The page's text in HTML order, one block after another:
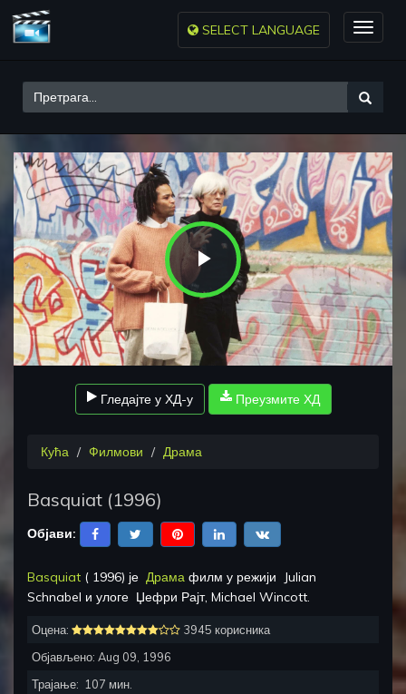
Toggle
SELECT LANGUAGE
Play
Video
Гледајте у ХД-у Преузмите ХД
Кућа Филмови Драма
Basquiat (1996)
Објави:
Basquiat ( 1996) је Драма филм у режији
Julian
Schnabel и улоге Џефри Рајт, Michael Wincott.
Оцена:
3945 корисника
Објављено: Aug 09, 1996
Трајање: 107 мин.